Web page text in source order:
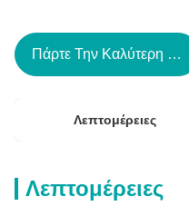
Πάρτε Την Καλύτερη Τιμή
Λεπτομέρειες
Λεπτομέρειες